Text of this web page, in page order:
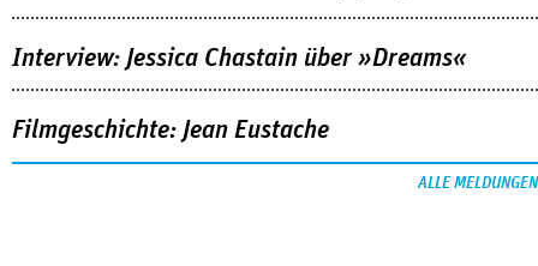
Interview: Jessica Chastain über »Dreams«
Filmgeschichte: Jean Eustache
ALLE MELDUNGEN